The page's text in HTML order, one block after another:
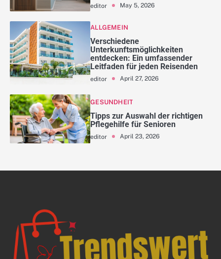
editor May 5, 2026
ALLGEMEIN
Verschiedene
Unterkunftsmöglichkeiten
entdecken: Ein umfassender
Leitfaden für jeden Reisenden
editor April 27, 2026
GESUNDHEIT
Tipps zur Auswahl der richtigen
Pflegehilfe für Senioren
editor April 23, 2026